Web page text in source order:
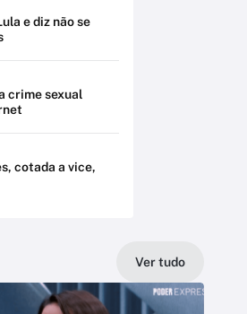
e diz não se
crime sexual
cotada a vice,
Ver tudo